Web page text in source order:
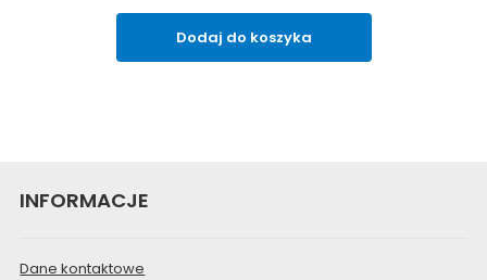
Dodaj do koszyka
INFORMACJE
Dane kontaktowe